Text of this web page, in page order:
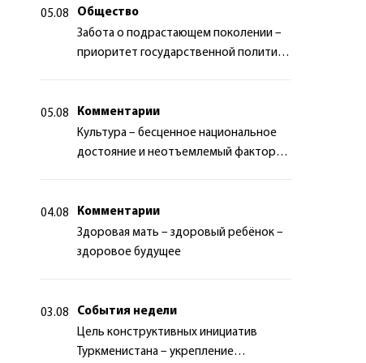
05.08
Общество
Забота о подрастающем поколении –
приоритет государственной политики
05.08
Комментарии
Культура – бесценное национальное
достояние и неотъемлемый фактор
04.08
Комментарии
Здоровая мать – здоровый ребёнок –
здоровое будущее
03.08
События недели
Цель конструктивных инициатив
Туркменистана – укрепление